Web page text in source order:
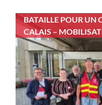
BATAILLE POUR UN
CALAIS –